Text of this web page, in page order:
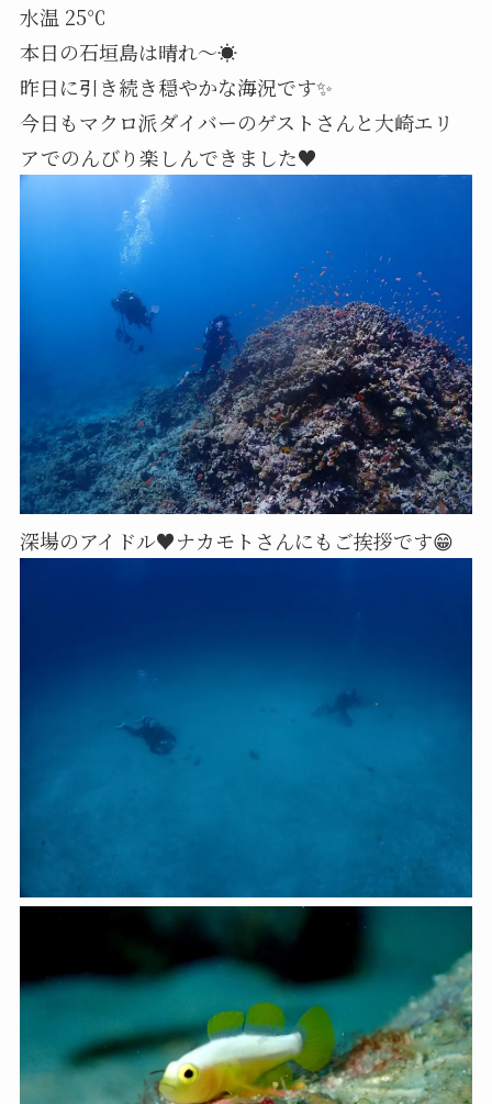
水温 25℃
本日の石垣島は晴れ～☀️
昨日に引き続き穏やかな海況です✨
今日もマクロ派ダイバーのゲストさんと大崎エリ
アでのんびり楽しんできました♥️
深場のアイドル♥️ナカモトさんにもご挨拶です😁